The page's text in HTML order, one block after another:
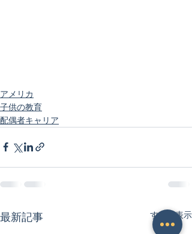
アメリカ
子供の教育
配偶者キャリア
最新記事 すべて表示